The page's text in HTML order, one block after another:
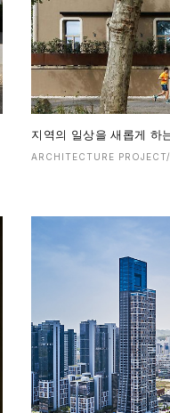
지역의 일상을 새롭게 하
ARCHITECTURE